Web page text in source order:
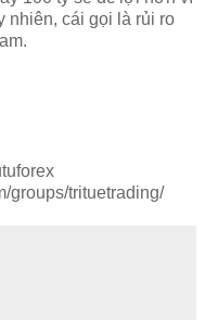
nhiên, cái gọi là rủi ro
groups/trituetrading/